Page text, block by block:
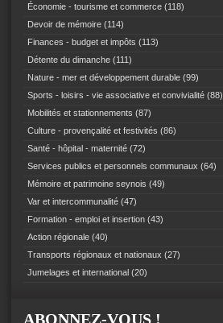
Économie - tourisme et commerce (118)
Devoir de mémoire (114)
Finances - budget et impôts (113)
Détente du dimanche (111)
Nature - mer et développement durable (99)
Sports - loisirs - vie associative et convivialité (88)
Mobilités et stationnements (87)
Culture - provençalité et festivités (86)
Santé - hôpital - maternité (72)
Services publics et personnels communaux (64)
Mémoire et patrimoine seynois (49)
Var et intercommunalité (47)
Formation - emploi et insertion (43)
Action régionale (40)
Transports régionaux et nationaux (27)
Jumelages et international (20)
ABONNEZ-VOUS !